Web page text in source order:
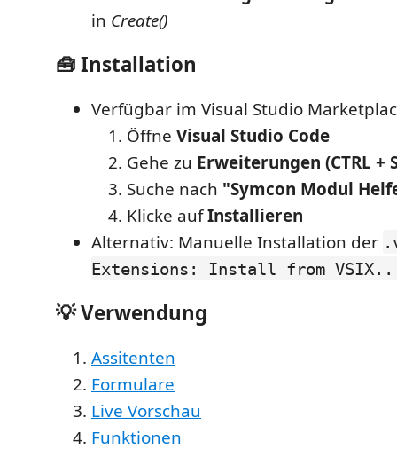
in Create()
🧰 Installation
Verfügbar im Visual Studio
Öffne Visual Studio Code
Gehe zu Erweiterungen (CTRL +
Suche nach "Symcon Modul
Klicke aufInstallieren
Alternativ: Manuelle Installation der
Extensions: Install from
💡 Verwendung
Assitenten
Formulare
Live Vorschau
Funktionen